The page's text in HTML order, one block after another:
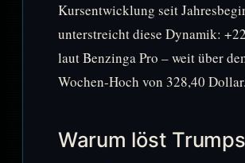
Kursentwicklung seit
unterstreicht diese Dynamik:
laut Benzinga Pro – weit über
Wochen-Hoch von 328,40 Dollar.
Warum löst